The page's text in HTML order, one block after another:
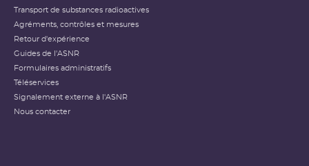
Transport de substances radioactives
Agréments, contrôles et mesures
Retour d'expérience
Guides de l'ASNR
Formulaires administratifs
Téléservices
Signalement externe à l'ASNR
Nous contacter